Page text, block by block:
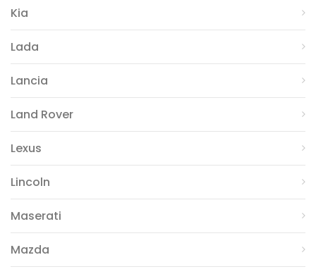
Kia
Lada
Lancia
Land Rover
Lexus
Lincoln
Maserati
Mazda